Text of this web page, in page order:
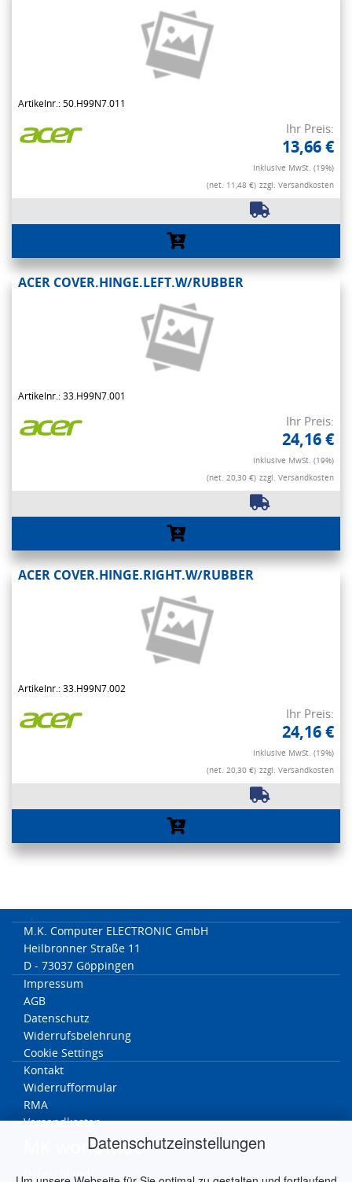
Datenschutzeinstellungen
Artikelnr.: 50.H99N7.011
Ihr Preis:
13,66 €
Inklusive MwSt. (19%)
(net. 11,48 €) zzgl. Versandkosten
ACER COVER.HINGE.LEFT.W/RUBBER
Artikelnr.: 33.H99N7.001
Ihr Preis:
24,16 €
Inklusive MwSt. (19%)
(net. 20,30 €) zzgl. Versandkosten
ACER COVER.HINGE.RIGHT.W/RUBBER
Artikelnr.: 33.H99N7.002
Ihr Preis:
24,16 €
Inklusive MwSt. (19%)
(net. 20,30 €) zzgl. Versandkosten
M.K. Computer ELECTRONIC GmbH
Heilbronner Straße 11
D - 73037 Göppingen
Impressum
AGB
Datenschutz
Widerrufsbelehrung
Cookie Settings
Kontakt
Widerrufformular
RMA
Versandkosten
MK worldwide
Deutschland